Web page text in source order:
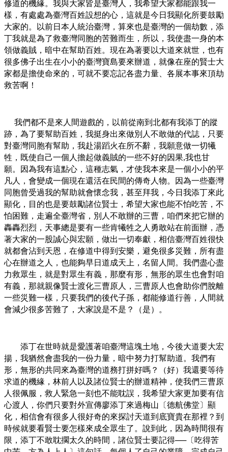
修道的機緣。我與大家皆是臺灣人，我希望大家都能跟我一
樣，有處處為臺灣百姓設想的心，這就是今日我顯化所要鼓勵
大家的。以前日本人統治臺灣，算來也是臺灣的一個劫數，添
丁我就是為了救臺灣同胞的苦難而生，所以，我使盡一身的本
領做義賊，暗中在幫助百姓。現在為著要以大道來就世，也有
很多佛子出生在小小的臺灣寶島要來辦道，就像在座的賢士大
家都是擔使命來的，可就不要忘記各盡力量、各展本事來頂劫
救苦啊！
我們都不是來人間遊戲的，以前從南到北都有我添丁的蹤
跡，為了要幫助百姓，我挺身出來做別人不敢做的代誌，只要
對臺灣同胞有幫助，我赴湯蹈火在所不辭，我願意做一切犧
牲，既使自己一個人擔起做義賊的一些不好的因果,我也甘
願。因為我有這點心，這種志氣，才使我本來是一個小小的平
凡人，會變成一個現在還活在民間的傳奇人物。因為一些臺灣
同胞曾受過我的幫助就會懷念我，甚至拜我，今日我添丁來此
顯化，目的也是要鼓勵諸位賢士，希望大家也能不怕吃苦，不
怕困難，走遍全臺灣省，別人不敢辦的三曹，咱們來把它辦的
轟轟烈烈，天事總是要有一些肯犧牲之人勇敢站在前面辦，憑
著大家的一股誠心與宏願，做出一切奉獻，相信臺灣百姓很快
就都會沾到天恩，在修道中得到安樂，避免很多災難，所有盡
心在辦道之人，也能夠早日道成天上，名留人間。我們盡心盡
力救眾生，就是對眾生有義，那麼有形，無形的眾生也會對咱
有義，那就親像賢士渡化三曹原人，三曹原人也會助你們脫離
一些災難一樣，只要我們的後代子孫，都能修道行善，人間就
會減少很多苦難了，大家說是不是？（是）。
添丁在世時就是愛護著咱臺灣這塊土地，今後大道要大宏
揚，我猶然會盡我的一份力量，暗中努力打幫助道。我們有
形，無形的共同來為臺灣的道務打拼好嗎？（好）我還要等待
求道的機緣，林前人以及諸位賢士的辦道精神，使我們三曹原
人很佩服，救人緊急一刻也不能耽誤，我希望大家更加要有信
心渡人，你們只要對外宣傳廖添丁來過梅山〔德航佛堂〕顯
化，相信會有很多人很好奇的來探討天道到底寶貴在那裡？到
時候就要看賢士要怎樣來成全眾生了。說到此，因為時間很有
限，添丁不敢耽擱太久的時間，諸位賢士要記得──〔吃得苦